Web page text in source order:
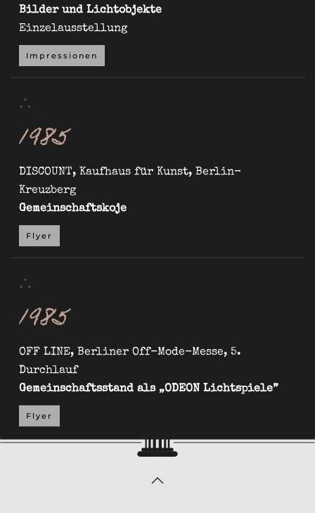
Bilder und Lichtobjekte
Einzelausstellung
Impressionen
∴
1985
DISCOUNT, Kaufhaus für Kunst, Berlin-
Kreuzberg
Gemeinschaftskoje
Flyer
∴
1985
OFF LINE, Berliner Off-Mode-Messe, 5.
Durchlauf
Gemeinschaftsstand als „ODEON Lichtspiele”
Flyer